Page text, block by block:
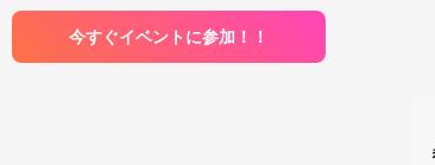
今すぐイベントに参加！！